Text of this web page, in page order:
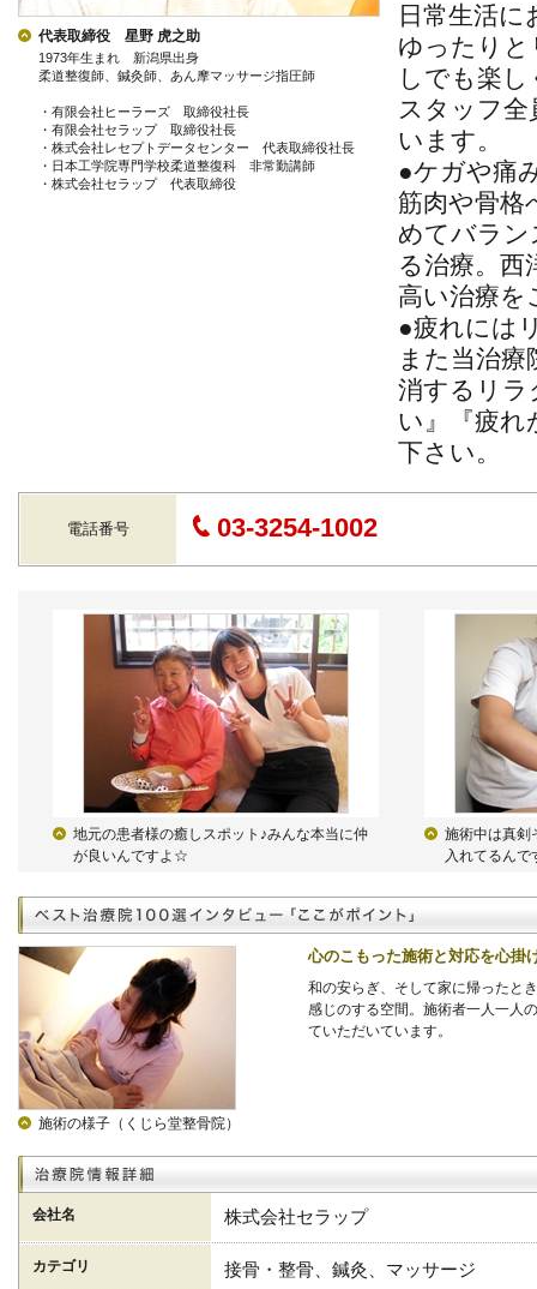
代表取締役 星野 虎之助
1973年生まれ 新潟県出身
柔道整復師、鍼灸師、あん摩マッサージ指圧師
・有限会社ヒーラーズ 取締役社長
・有限会社セラップ 取締役社長
・株式会社レセプトデータセンター 代表取締役社長
・日本工学院専門学校柔道整復科 非常勤講師
・株式会社セラップ 代表取締役
日常生活
ゆったりと
しでも楽
スタッフ
います。
●ケガや痛
筋肉や骨格
めてバラン
る治療。西
高い治療を
●疲れには
また当治療
消するリラ
い』『疲れ
下さい。
電話番号 03-3254-1002
地元の患者様の癒しスポット♪みんな本当に仲
が良いんですよ☆
施術中は真
入れてるんで
施術の様子（くじら堂整骨院）
心のこもった施術と対応を心掛
和の安らぎ、そして家に帰ったと
感じのする空間。施術者一人一人
ていただいています。
会社名 株式会社セラップ
カテゴリ 接骨・整骨、鍼灸、マッサージ